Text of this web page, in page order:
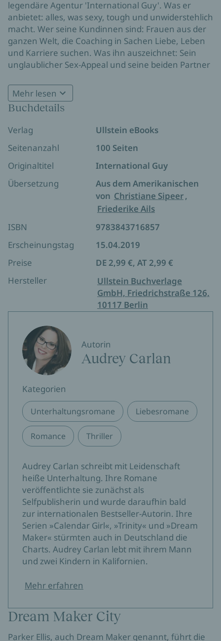
legendäre Agentur 'International Guy'. Was er
anbietet: alles, was sexy, tough und unwiderstehlich
macht. Wer seine Kundinnen sind: Frauen aus der
ganzen Welt, die Coaching in Sachen Liebe, Leben
und Karriere suchen. Was ihn auszeichnet: Sein
unglaublicher Sex-Appeal und seine beiden Partner
Sterling, der Money Maker. Seine Aufträge führen
den Dream Maker über den gesamten Globus.
Mehr lesen
Buchdetails
Verlag
Ullstein eBooks
Seitenanzahl
100 Seiten
Originaltitel
International Guy
Übersetzung
Aus dem Amerikanischen
von Christiane Sipeer,
Friederike Ails
ISBN
9783843716857
Erscheinungstag
15.04.2019
Preise
DE 2,99 €, AT 2,99 €
Hersteller
Ullstein Buchverlage
GmbH, Friedrichstraße 126,
10117 Berlin
Autorin
Audrey Carlan
Kategorien
Unterhaltungsromane Liebesromane
Romance Thriller
Audrey Carlan schreibt mit Leidenschaft
heiße Unterhaltung. Ihre Romane
veröffentlichte sie zunächst als
Selfpublisherin und wurde daraufhin bald
zur internationalen Bestseller-Autorin. Ihre
Serien »Calendar Girl«, »Trinity« und »Dream
Maker« stürmten auch in Deutschland die
Charts. Audrey Carlan lebt mit ihrem Mann
und zwei Kindern in Kalifornien.
Mehr erfahren
Dream Maker City
Parker Ellis, auch Dream Maker genannt, führt die